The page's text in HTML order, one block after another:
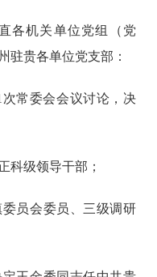
各机关单位党组（党
驻贵各单位党支部：
次常委会会议讨论，决
科级领导干部；
员会委员、三级调研